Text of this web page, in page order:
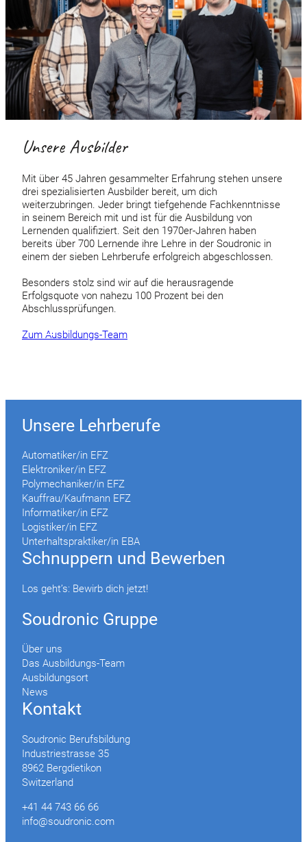
Unsere Ausbilder
Mit über 45 Jahren gesammelter Erfahrung stehen unsere
drei spezialisierten Ausbilder bereit, um dich
weiterzubringen. Jeder bringt tiefgehende Fachkenntnisse
in seinem Bereich mit und ist für die Ausbildung von
Lernenden qualifiziert. Seit den 1970er-Jahren haben
bereits über 700 Lernende ihre Lehre in der Soudronic in
einem der sieben Lehrberufe erfolgreich abgeschlossen.
Besonders stolz sind wir auf die herausragende
Erfolgsquote von nahezu 100 Prozent bei den
Abschlussprüfungen.
Zum Ausbildungs-Team
Unsere Lehrberufe
Automatiker/in EFZ
Elektroniker/in EFZ
Polymechaniker/in EFZ
Kauffrau/Kaufmann EFZ
Informatiker/in EFZ
Logistiker/in EFZ
Unterhaltspraktiker/in EBA
Schnuppern und Bewerben
Los geht’s: Bewirb dich jetzt!
Soudronic Gruppe
Über uns
Das Ausbildungs-Team
Ausbildungsort
News
Kontakt
Soudronic Berufsbildung
Industriestrasse 35
8962 Bergdietikon
Switzerland
+41 44 743 66 66
info@soudronic.com